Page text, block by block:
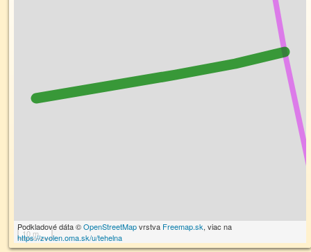
10 m
Podkladové dáta ©OpenStreetMapvrstva Freemap.sk, viac na
https://zvolen.oma.sk/u/tehelna